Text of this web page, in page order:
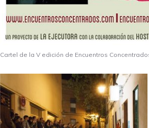
Cartel de la V edición de Encuentros